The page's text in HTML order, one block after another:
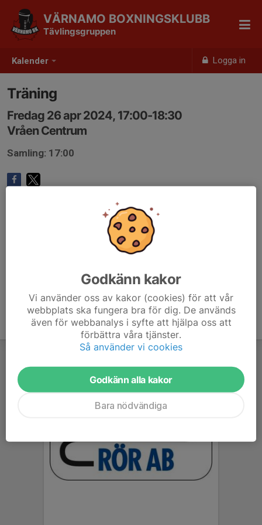
Kalender Logga in
VÄRNAMO BOXNINGSKLUBB
Tävlingsgruppen
Träning
Fredag 26 apr 2024, 17:00-18:30
Vråen Centrum
Samling: 17:00
Godkänn kakor
Vi använder oss av kakor (cookies) för att vår
webbplats ska fungera bra för dig. De används
även för webbanalys i syfte att hjälpa oss att
förbättra våra tjänster.
Så använder vi cookies
Godkänn alla kakor
Bara nödvändiga